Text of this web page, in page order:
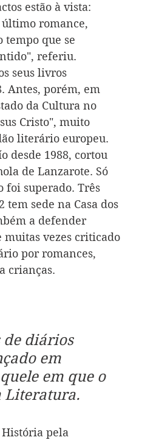
estão à vista:
romance,
que se
referiu.
seus livros
Antes, porém, em
da Cultura no
Cristo", muito
literário europeu.
desde 1988, cortou
de Lanzarote. Só
foi superado. Três
tem sede na Casa dos
a defender
muitas vezes criticado
por romances,
crianças.
de diários
em
em que o
Literatura.
História pela